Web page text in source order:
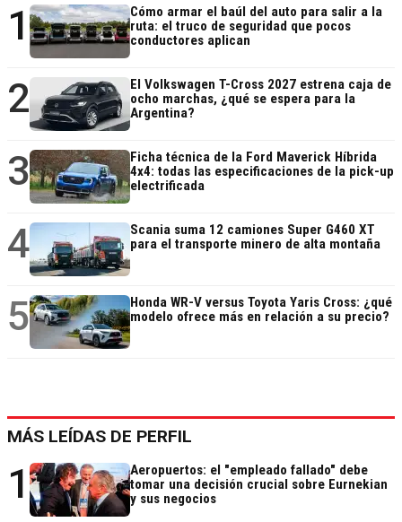
1
Cómo armar el baúl del auto para salir a la
ruta: el truco de seguridad que pocos
conductores aplican
2
El Volkswagen T-Cross 2027 estrena caja de
ocho marchas, ¿qué se espera para la
Argentina?
3
Ficha técnica de la Ford Maverick Híbrida
4x4: todas las especificaciones de la pick-up
electrificada
4
Scania suma 12 camiones Super G460 XT
para el transporte minero de alta montaña
5
Honda WR-V versus Toyota Yaris Cross: ¿qué
modelo ofrece más en relación a su precio?
MÁS LEÍDAS DE PERFIL
1
Aeropuertos: el "empleado fallado" debe
tomar una decisión crucial sobre Eurnekian
y sus negocios